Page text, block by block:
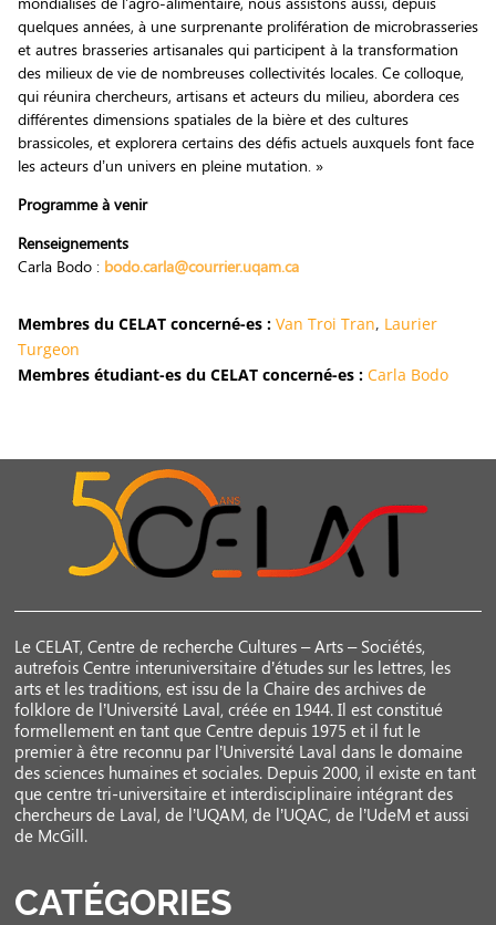
quelques années, à une surprenante prolifération de microbrasseries
et autres brasseries artisanales qui participent à la transformation
des milieux de vie de nombreuses collectivités locales. Ce colloque,
qui réunira chercheurs, artisans et acteurs du milieu, abordera ces
différentes dimensions spatiales de la bière et des cultures
brassicoles, et explorera certains des défis actuels auxquels font face
les acteurs d’un univers en pleine mutation. »
Programme à venir
Renseignements
Carla Bodo : bodo.carla@courrier.uqam.ca
Membres du CELAT concerné-es : Van Troi Tran, Laurier
Turgeon
Membres étudiant-es du CELAT concerné-es : Carla Bodo
Le CELAT, Centre de recherche Cultures – Arts – Sociétés,
autrefois Centre interuniversitaire d’études sur les lettres, les
arts et les traditions, est issu de la Chaire des archives de
folklore de l’Université Laval, créée en 1944. Il est constitué
formellement en tant que Centre depuis 1975 et il fut le
premier à être reconnu par l’Université Laval dans le domaine
des sciences humaines et sociales. Depuis 2000, il existe en tant
que centre tri-universitaire et interdisciplinaire intégrant des
chercheurs de Laval, de l’UQAM, de l’UQAC, de l’UdeM et aussi
de McGill.
CATÉGORIES